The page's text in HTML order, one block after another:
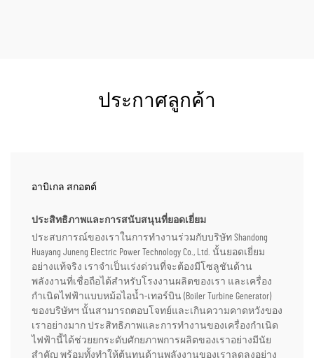
ประกาศลูกค้า
อาบิเกล สกอตต์
ประสิทธิภาพและการสนับสนุนที่ยอดเยี่ยม
ประสบการณ์ของเราในการทำงานร่วมกับบริษัท Shandong
Huayang Juneng Electric Power Technology Co., Ltd. นั้นยอดเยี่ยม
อย่างแท้จริง เราจำเป็นเร่งด่วนที่จะต้องมีโซลูชันด้าน
พลังงานที่เชื่อถือได้สำหรับโรงงานผลิตของเรา และเครื่อง
กำเนิดไฟฟ้าแบบหม้อไอน้ำ-เทอร์บิน (Boiler Turbine Generator)
ของบริษัทฯ นั้นสามารถตอบโจทย์และเกินความคาดหวังของ
เราอย่างมาก ประสิทธิภาพและการทำงานของเครื่องกำเนิด
ไฟฟ้านี้ได้ช่วยยกระดับศักยภาพการผลิตของเราอย่างมีนัย
สำคัญ พร้อมทั้งทำให้ต้นทุนด้านพลังงานของเราลดลงอย่าง